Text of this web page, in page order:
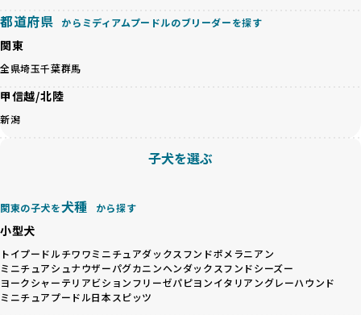
BreederFamiliesでは、すべてのブリーダーを書類審査、直
接のヒアリング、現地確認を通じて厳しく評価しています。
ーダー自身の理念や姿勢までも丁寧に確認しています。
さらに、こうした評価結果は透明性を持って公開されている
だけます。
量販売、負担の大きい流通構造、劣悪な飼育環境といった課
題に真摯に向き合っています。優良ブリーダーとの直接取引
る社会の実現を目指しています。
さらに、売上の一部を保護団体や保護団体を支援する公益法
人へ寄付しています。多くのペット販売業者が、動物福祉へ
境は、ストレスや感染リスクを増大させるだけでなく、ワン
ちゃんの社会性や基本的なしつけにも悪影響を与える可能性
があります。
優良ブリーダーは、ワンちゃんの健康と幸せを第一に考え、
ペットショップやオークションを介さずに直接飼い主に渡す
ことを大切にしています。また、彼らはお迎え先を自身で確
認し、ワンちゃんが安心して暮らせる環境を整えるために直
一方で、営利優先ブリーダーは、広範囲に販売するためにペ
「ペットショップ等を使わない」の詳細はこちら
近年、「小さくて可愛い」「珍しい毛色」という見た目の特
徴が人気を集め、高値で取引されることが多くなっていま
す。しかし、こうした特徴には健康リスクが伴う場合が少な
くありません。極小サイズは骨や心臓に負担がかかりやす
都道府県 からミディアムプードルのブリーダーを探す
関東
全県埼玉千葉群馬
甲信越/北陸
新潟
子犬を選ぶ
関東の子犬を犬種 から探す
小型犬
トイプードルチワワミニチュアダックスフンドポメラニアン
ミニチュアシュナウザーパグカニンヘンダックスフンドシーズー
ヨークシャーテリアビションフリーゼパピヨンイタリアングレーハウンド
ミニチュアプードル日本スピッツ